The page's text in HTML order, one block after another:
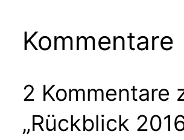
Kommentare
2 Kommentare
„Rückblick